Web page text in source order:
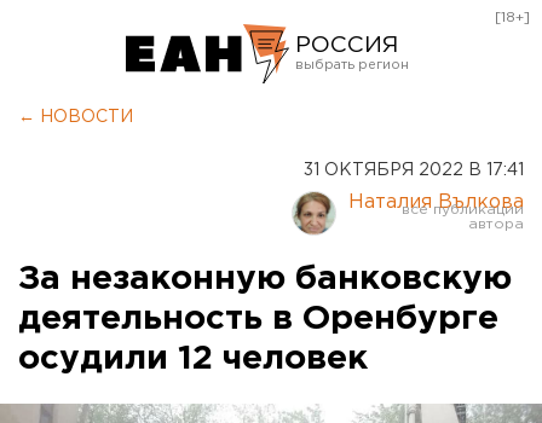
РОССИЯ
Курган
Оренбург
[18+]
← НОВОСТИ
31 ОКТЯБРЯ 2022 В 17:41
Наталия Вълкова
За незаконную банковскую
деятельность в Оренбурге
осудили 12 человек